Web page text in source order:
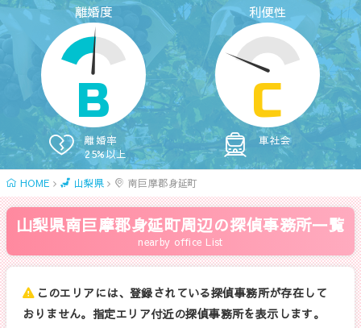
離婚度
B
離婚率
25%以上
利便性
C
車社会
HOME 山梨県 南巨摩郡身延町
山梨県南巨摩郡身延町周辺の探偵事務所一覧
nearby office List
このエリアには、登録されている探偵事務所が存在して
おりません。指定エリア付近の探偵事務所を表示します。